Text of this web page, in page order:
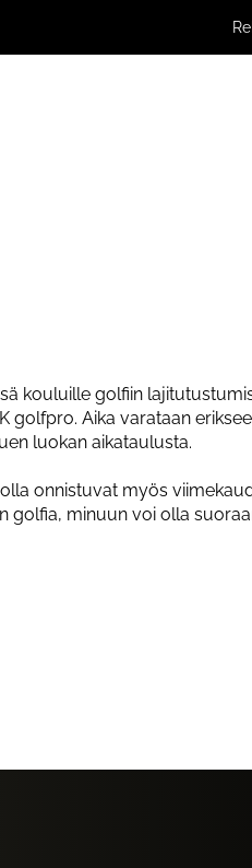
kouluille golfiin
golfpro. Aika varataan
luokan aikataulusta.
onnistuvat myös
golfia, minuun voi olla